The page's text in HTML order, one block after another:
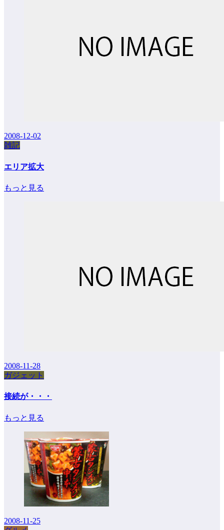
2008-12-02
雑記
エリア拡大
もっと見る
2008-11-28
ガジェット
接続が・・・
もっと見る
2008-11-25